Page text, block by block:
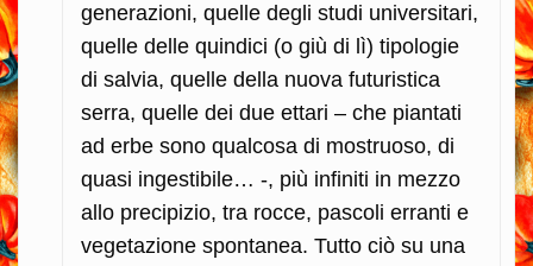
generazioni, quelle degli studi universitari,
quelle delle quindici (o giù di lì) tipologie
di salvia, quelle della nuova futuristica
serra, quelle dei due ettari – che piantati
ad erbe sono qualcosa di mostruoso, di
quasi ingestibile… -, più infiniti in mezzo
allo precipizio, tra rocce, pascoli erranti e
vegetazione spontanea. Tutto ciò su una